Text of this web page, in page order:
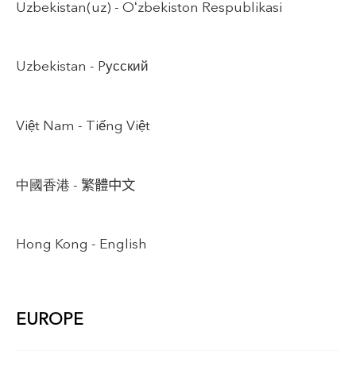
Uzbekistan(uz) - Oʻzbekiston Respublikasi
Uzbekistan - Pусский
Việt Nam - Tiếng Việt
中國香港 - 繁體中文
Hong Kong - English
EUROPE